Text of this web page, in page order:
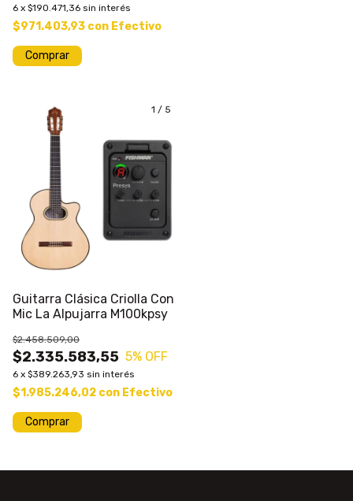
6 x $190.471,36 sin interés
$971.403,93 con Efectivo
1 / 5
Guitarra Clásica Criolla Con
Mic La Alpujarra M100kpsy
$2.335.583,55
$2.458.509,00
5% OFF
6 x $389.263,93 sin interés
$1.985.246,02 con Efectivo